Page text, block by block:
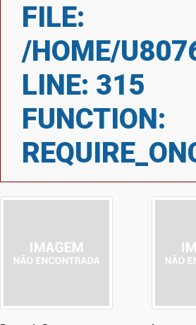
FILE:
/HOME/
LINE: 315
FUNCTION: